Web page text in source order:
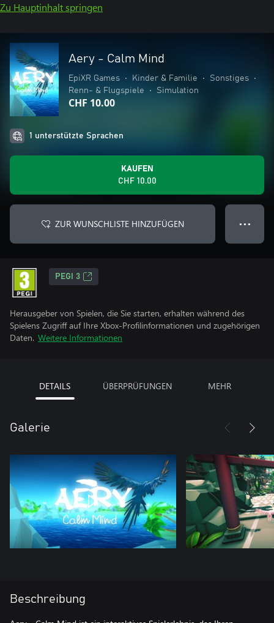
Zu Hauptinhalt springen
Aery - Calm Mind
EpiXR Games • Kinder & Familie • Sonstiges
•
Renn- & Flugspiele
• Simulation
CHF 10.00
1 unterstützte Sprachen
KAUFEN
CHF 10.00
ZUR WUNSCHLISTE HINZUFÜGEN ● ● ●
PEGI 3
Herausgeber von Spielen, die Sie starten, erhalten während des
Spielens Zugriff auf Ihre Xbox-Profilinformationen und zugehörigen
Daten. Weitere Informationen
DETAILS ÜBERPRÜFUNGEN MEHR
Galerie
Beschreibung